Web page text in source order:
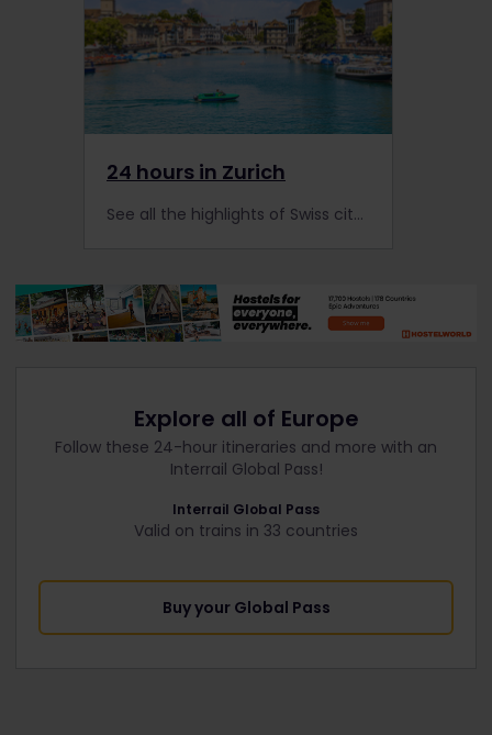
24 hours in Zurich
See all the highlights of Swiss city Zurich in 24 hours. Go there with Interrail and make sure you don't miss a thing!
Explore all of Europe
Follow these 24-hour itineraries and more with an
Interrail Global Pass!
Interrail Global Pass
Valid on trains in 33 countries
Buy your Global Pass